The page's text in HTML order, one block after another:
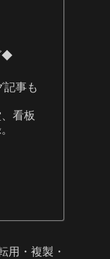
◆
記事も
看板
用・複製・